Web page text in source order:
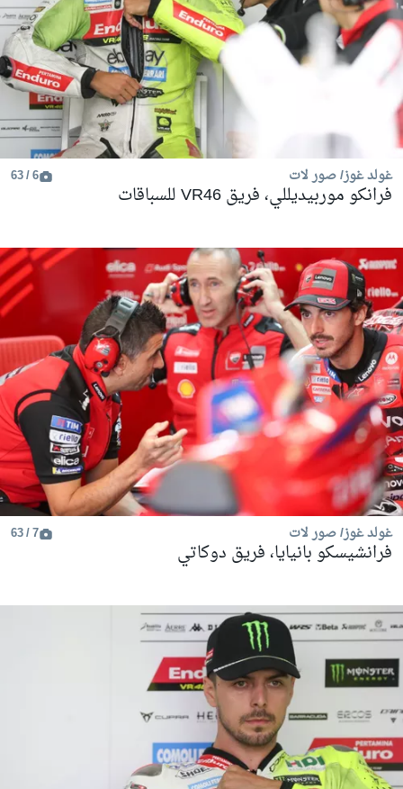
غولد غوز/ صور لات 6 / 63
فرانكو موربيديللي، فريق VR46 للسباقات
غولد غوز/ صور لات 7 / 63
فرانشيسكو بانيايا، فريق دوكاتي